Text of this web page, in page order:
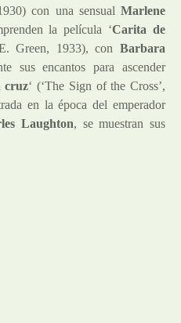
con una sensual Marlene
la película ‘Carita de
Green, 1933), con Barbara
sus encantos para ascender
cruz‘ (‘The Sign of the Cross’,
en la época del emperador
Laughton, se muestran sus